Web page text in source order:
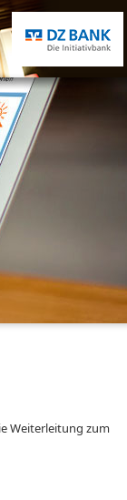
Weiterleitung zum